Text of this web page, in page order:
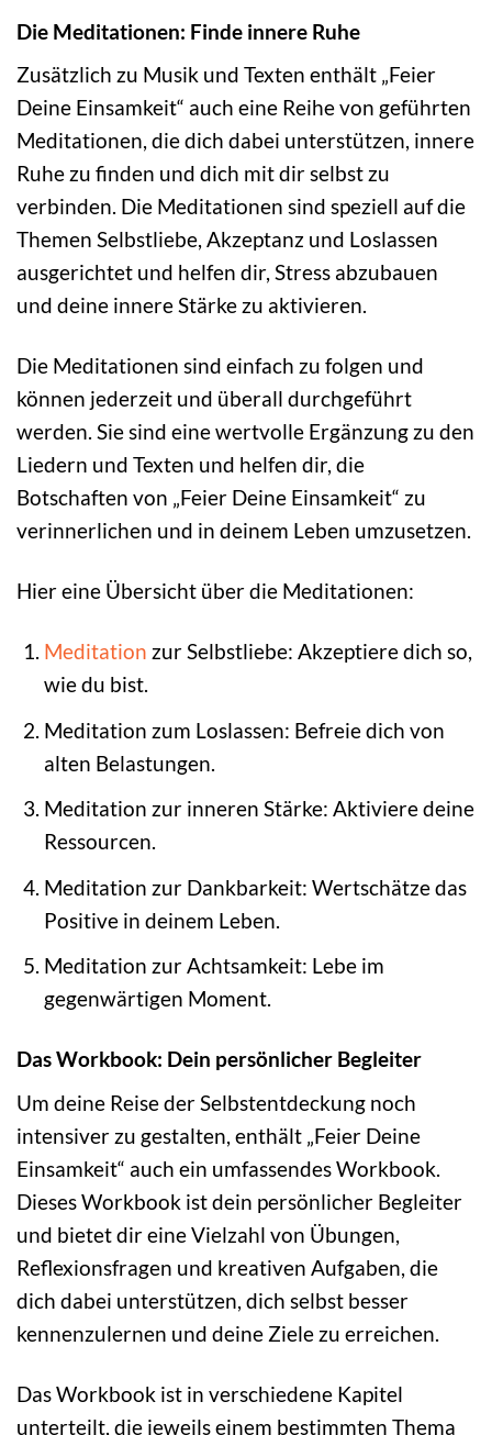
Die Meditationen: Finde innere Ruhe
Zusätzlich zu Musik und Texten enthält „Feier
Deine Einsamkeit“ auch eine Reihe von geführten
Meditationen, die dich dabei unterstützen, innere
Ruhe zu finden und dich mit dir selbst zu
verbinden. Die Meditationen sind speziell auf die
Themen Selbstliebe, Akzeptanz und Loslassen
ausgerichtet und helfen dir, Stress abzubauen
und deine innere Stärke zu aktivieren.
Die Meditationen sind einfach zu folgen und
können jederzeit und überall durchgeführt
werden. Sie sind eine wertvolle Ergänzung zu den
Liedern und Texten und helfen dir, die
Botschaften von „Feier Deine Einsamkeit“ zu
verinnerlichen und in deinem Leben umzusetzen.
Hier eine Übersicht über die Meditationen:
Meditation zur Selbstliebe: Akzeptiere dich so,
wie du bist.
Meditation zum Loslassen: Befreie dich von
alten Belastungen.
Meditation zur inneren Stärke: Aktiviere deine
Ressourcen.
Meditation zur Dankbarkeit: Wertschätze das
Positive in deinem Leben.
Meditation zur Achtsamkeit: Lebe im
gegenwärtigen Moment.
Das Workbook: Dein persönlicher Begleiter
Um deine Reise der Selbstentdeckung noch
intensiver zu gestalten, enthält „Feier Deine
Einsamkeit“ auch ein umfassendes Workbook.
Dieses Workbook ist dein persönlicher Begleiter
und bietet dir eine Vielzahl von Übungen,
Reflexionsfragen und kreativen Aufgaben, die
dich dabei unterstützen, dich selbst besser
kennenzulernen und deine Ziele zu erreichen.
Das Workbook ist in verschiedene Kapitel
unterteilt, die jeweils einem bestimmten Thema